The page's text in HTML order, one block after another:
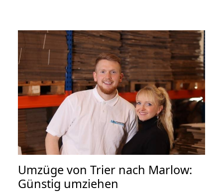
Umzüge von Trier nach Marlow:
Günstig umziehen